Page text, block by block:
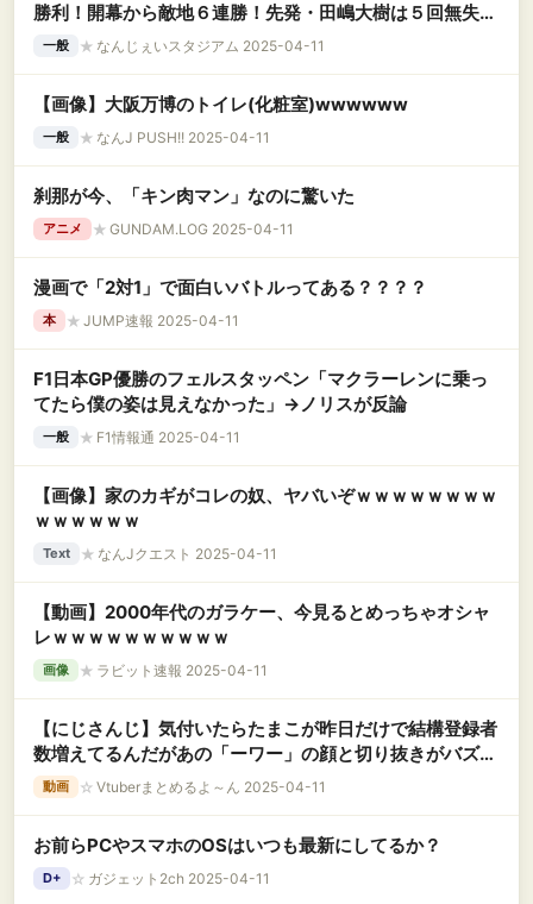
勝利！開幕から敵地６連勝！先発・田嶋大樹は５回無失点
で今季初勝利！楽天は４連敗
一般 ★ なんじぇいスタジアム 2025-04-11
【画像】大阪万博のトイレ(化粧室)wwwwww
一般 ★ なんJ PUSH!! 2025-04-11
刹那が今、「キン肉マン」なのに驚いた
アニメ ★ GUNDAM.LOG 2025-04-11
漫画で「2対1」で面白いバトルってある？？？？
本 ★ JUMP速報 2025-04-11
F1日本GP優勝のフェルスタッペン「マクラーレンに乗っ
てたら僕の姿は見えなかった」→ノリスが反論
一般 ★ F1情報通 2025-04-11
【画像】家のカギがコレの奴、ヤバいぞｗｗｗｗｗｗｗｗ
ｗｗｗｗｗｗ
Text ★ なんJクエスト 2025-04-11
【動画】2000年代のガラケー、今見るとめっちゃオシャ
レｗｗｗｗｗｗｗｗｗｗ
画像 ★ ラビット速報 2025-04-11
【にじさんじ】気付いたらたまこが昨日だけで結構登録者
数増えてるんだがあの「ーワー」の顔と切り抜きがバズっ
たのがデカいんかな
動画 ☆ Vtuberまとめるよ～ん 2025-04-11
お前らPCやスマホのOSはいつも最新にしてるか？
D+ ☆ ガジェット2ch 2025-04-11